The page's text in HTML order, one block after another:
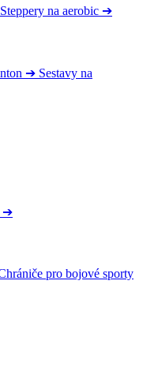
Steppery na aerobic ➔
➔ Sestavy na
➔
pro bojové sporty